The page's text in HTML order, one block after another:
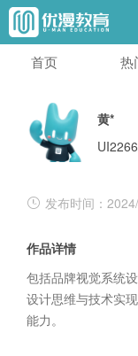
首页 热
黄*
UI2266
发布时间：
作品详情
包括品牌视觉系统
设计思维与技术实
能力。